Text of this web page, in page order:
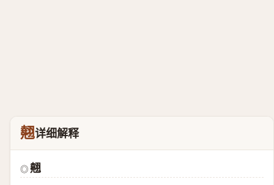
翹详细解释
◎ 翹